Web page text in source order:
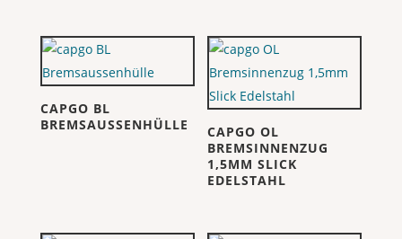
CAPGO BL
BREMSAUSSENHÜLLE
CAPGO OL
BREMSINNENZUG
1,5MM SLICK
EDELSTAHL